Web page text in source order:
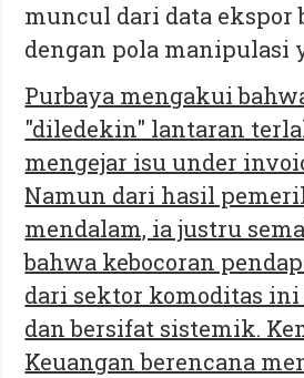
muncul dari data ekspor
dengan pola manipulasi
Purbaya mengakui
"diledekin" lantaran
mengejar isu under
Namun dari hasil
mendalam, ia justru
bahwa kebocoran
dari sektor komoditas
dan bersifat sistemik.
Keuangan berencana